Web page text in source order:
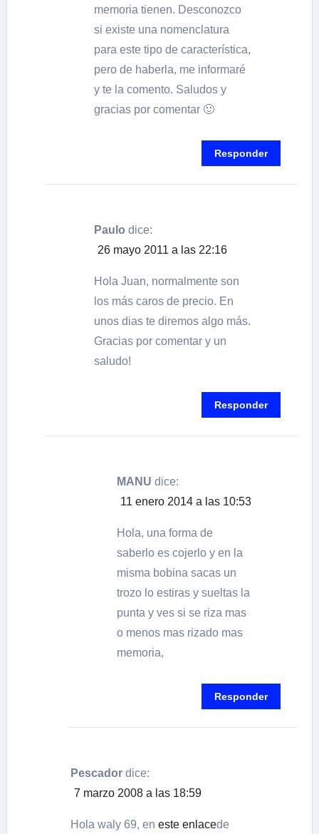
memoria tienen. Desconozco
si existe una nomenclatura
para este tipo de característica,
pero de haberla, me informaré
y te la comento. Saludos y
gracias por comentar 🙂
Responder
Paulo dice:
26 mayo 2011 a las 22:16
Hola Juan, normalmente son
los más caros de precio. En
unos dias te diremos algo más.
Gracias por comentar y un
saludo!
Responder
MANU dice:
11 enero 2014 a las 10:53
Hola, una forma de
saberlo es cojerlo y en la
misma bobina sacas un
trozo lo estiras y sueltas la
punta y ves si se riza mas
o menos mas rizado mas
memoria,
Responder
Pescador dice:
7 marzo 2008 a las 18:59
Hola waly 69, eneste enlacede